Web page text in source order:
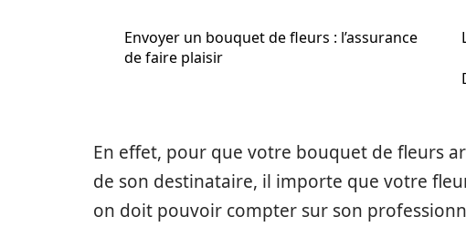
Envoyer un bouquet de fleurs : l’assurance
de faire plaisir
En effet, pour que votre bouquet de fleurs
de son destinataire, il importe que votre
on doit pouvoir compter sur son